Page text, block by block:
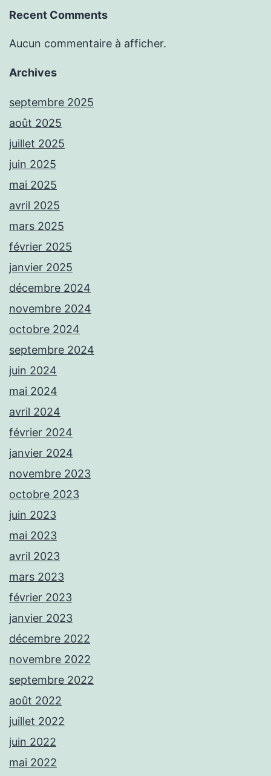
Recent Comments
Aucun commentaire à afficher.
Archives
septembre 2025
août 2025
juillet 2025
juin 2025
mai 2025
avril 2025
mars 2025
février 2025
janvier 2025
décembre 2024
novembre 2024
octobre 2024
septembre 2024
juin 2024
mai 2024
avril 2024
février 2024
janvier 2024
novembre 2023
octobre 2023
juin 2023
mai 2023
avril 2023
mars 2023
février 2023
janvier 2023
décembre 2022
novembre 2022
septembre 2022
août 2022
juillet 2022
juin 2022
mai 2022